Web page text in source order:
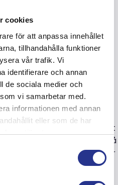
cookies
för att anpassa innehållet
tillhandahålla funktioner
vår trafik. Vi
identifierare och annan
de sociala medier och
vi samarbetar med.
informationen med annan
eller som de har
tjänster.
kan medföra ett
fett, klorider och salt,
korroderat stål.
finns numera, för ytor
är en möjlig metod att
blästrings- och
moderna metoder, i
togs beslutet att
vattenblästring. Valet föll på
, en leverantör
förtroende för när det